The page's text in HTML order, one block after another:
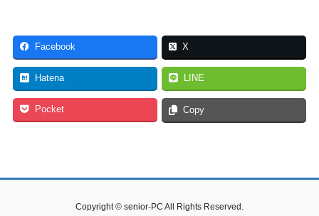
Facebook X
Hatena LINE
Pocket Copy
Copyright © senior-PC All Rights Reserved.